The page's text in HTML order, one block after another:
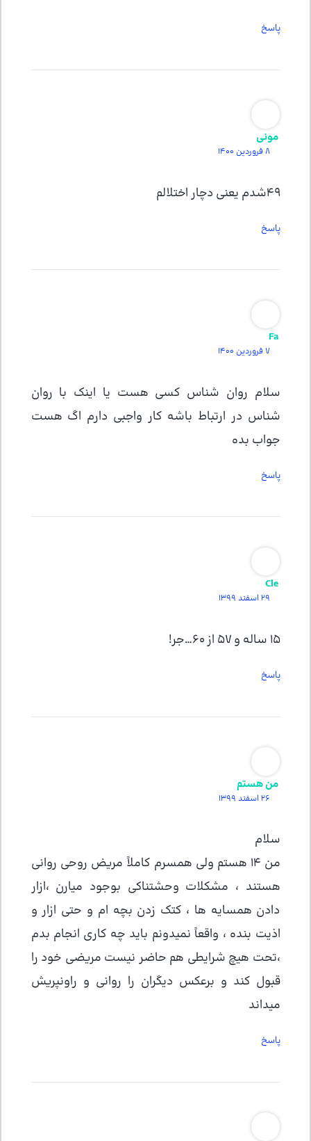
پاسخ
مونی
8 فروردین 1400
49شدم یعنی دچار اختلالم
پاسخ
Fa
7 فروردین 1400
سلام روان شناس کسی هست یا اینک با روان
شناس در ارتباط باشه کار واجبی دارم اگ هست
جواب بده
پاسخ
Cle
29 اسفند 1399
۱۵ ساله و ۵۷ از ۶۰…جر!
پاسخ
من هستم
26 اسفند 1399
سلام
من ١٤ هستم ولی همسرم کاملاً مریض روحی روانی
هستند ، مشکلات وحشتناکی بوجود میارن ،ازار
دادن همسایه ها ، کتک زدن بچه ام و حتی ازار و
اذیت بنده ، واقعاً نمیدونم باید چه کاری انجام بدم
،تحت هیچ شرایطی هم حاضر نیست مریضی خود را
قبول کند و برعکس دیگران را روانی و راونپریش
میداند
پاسخ